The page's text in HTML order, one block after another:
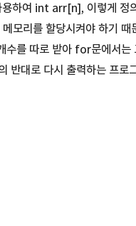
하여 int arr[n], 이렇게 정
모리를 할당시켜야 하기 때
를 따로 받아 for문에서는
반대로 다시 출력하는 프로